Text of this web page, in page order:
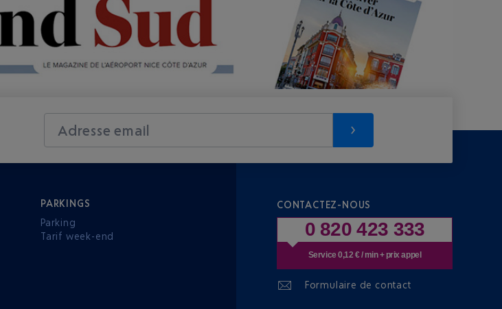
Adresse email
PARKINGS
Parking
Tarif week-end
CONTACTEZ-NOUS
0 820 423 333
Service 0,12 € / min + prix appel
Formulaire de contact